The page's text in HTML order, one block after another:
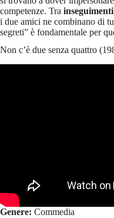
competenze. Tra inseguimenti
i due amici ne combinano di
segreti” è fondamentale per
Non c’è due senza quattro
Genere: Commedia